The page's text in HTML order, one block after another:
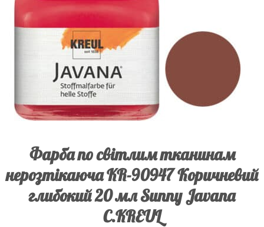
Фарба по світлим тканинам
нерозтікаюча KR-90947 Коричневий
глибокий 20 мл Sunny Javana
C.KREUL